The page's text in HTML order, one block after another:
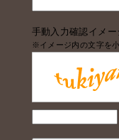
手動入力確認イメー
※イメージ内の文字を